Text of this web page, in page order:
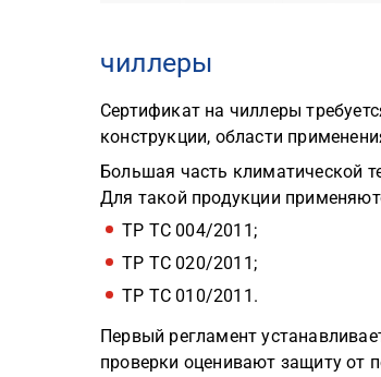
чиллеры
Сертификат на чиллеры
конструкции, области
Большая часть климатической
Для такой продукции
ТР ТС 004/2011;
ТР ТС 020/2011;
ТР ТС 010/2011.
Первый регламент
проверки оценивают защиту от